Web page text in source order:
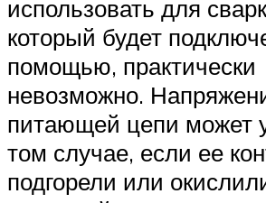
использовать для
который будет
помощью, практически
невозможно.
питающей цепи может
том случае, если ее
подгорели или